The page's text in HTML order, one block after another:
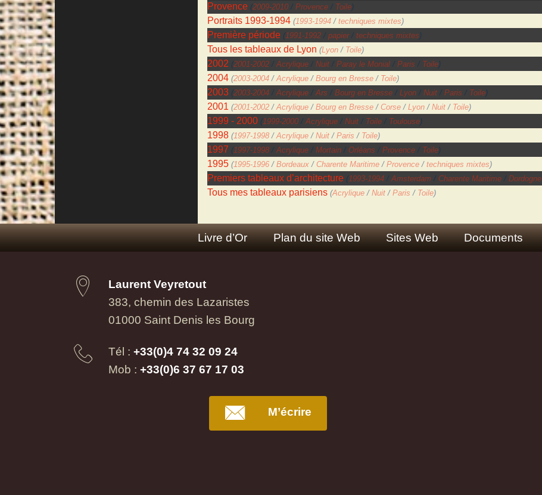
Provence (2009-2010 / Provence / Toile
Portraits 1993-1994 (1993-1994 / techniques mixtes)
Première période (1991-1992 / papier/ techniques mixtes
Tous les tableaux de Lyon (Lyon / Toile)
2002 (2001-2002 /Acrylique / Nuit / Paray le Monial / Paris / Toile
2004 (2003-2004 /Acrylique / Bourg en Bresse / Toile)
2003 (2003-2004 /Acrylique /Ars / Bourg en Bresse / Lyon / Nuit / Paris / Toile
2001 (2001-2002 /Acrylique / Bourg en Bresse / Corse / Lyon / Nuit / Toile)
1999 - 2000 (1999-2000 /Acrylique / Nuit / Toile / Toulouse
1998 (1997-1998 /Acrylique / Nuit / Paris / Toile)
1997 (1997-1998 /Acrylique / Mortain / Orléans / Provence / Toile
1995 (1995-1996 / Bordeaux / Charente Maritime / Provence / techniques mixtes)
Premiers tableaux d’architecture (1993-1994 /Amsterdam / Charente Maritime / Dordogne
Tous mes tableaux parisiens (Acrylique / Nuit / Paris / Toile)
Livre d’Or Plan du site Web Sites Web Documents
Laurent Veyretout
383, chemin des Lazaristes
01000 Saint Denis les Bourg
Tél :+33(0)4 74 32 09 24
Mob :+33(0)6 37 67 17 03
M’écrire